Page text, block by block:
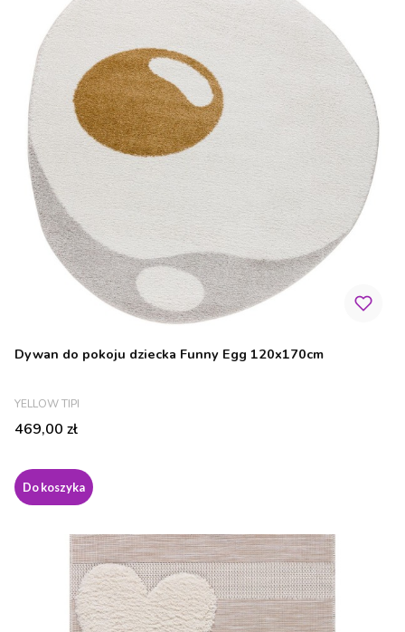
Dywan do pokoju dziecka Funny Egg 120x170cm
PRODUCENT
YELLOW TIPI
Cena
469,00 zł
Do koszyka